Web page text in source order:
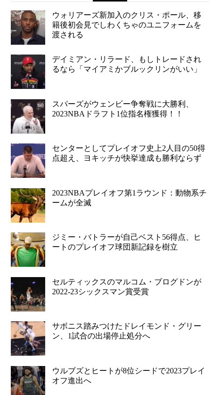
ウォリアーズ新加入のクリス・ポール、移
籍後初会見でしわくちゃのユニフォームを
渡される
デイミアン・リラード、もしトレードされ
るなら「マイアミかブルックリンがいい」
スパーズがウェンビー争奪戦に大勝利、
2023NBAドラフト1位指名権獲得！！
センターとしてプレイオフ史上2人目の50得
点超え、ヨキッチが快挙達成も勝利ならず
2023NBAプレイオフ第1ラウンド：動物系チ
ームが全滅
ジミー・バトラーが自己ベスト56得点、ヒ
ートのプレイオフ球団新記録を樹立
セルティックスのマルコム・ブログドンが
2022-23シックスマン賞受賞
サボニス踏みつけたドレイモンド・グリー
ン、1試合の出場停止処分へ
ウルブズとヒートが8位シードで2023プレイ
オフ進出へ